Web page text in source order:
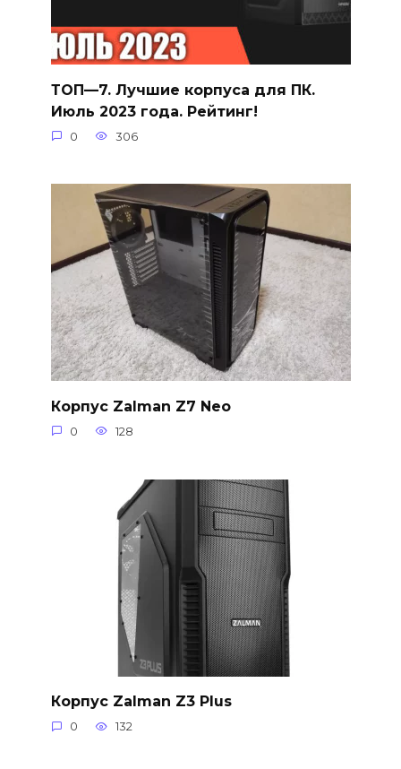
ТОП—7. Лучшие корпуса для ПК.
Июль 2023 года. Рейтинг!
0 306
Корпус Zalman Z7 Neo
0 128
Корпус Zalman Z3 Plus
0 132